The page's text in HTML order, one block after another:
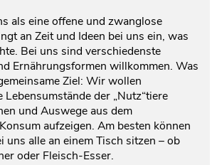
als eine offene und zwanglose
an Zeit und Ideen bei uns ein, was
Bei uns sind verschiedenste
Ernährungsformen willkommen. Was
Ziel: Wir wollen
der „Nutz“tiere
und Auswege aus dem
aufzeigen. Am besten können
uns alle an einem Tisch sitzen – ob
oder Fleisch-Esser.